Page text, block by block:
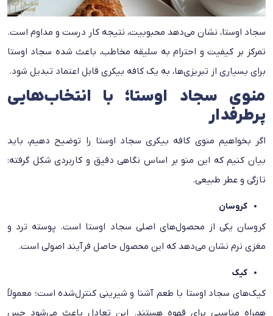
سجاد اوستا، نشان می‌دهد محبوبیت، نتیجه کار درست و مداوم است.
تمرکز بر کیفیت و احترام به سلیقه مخاطب، باعث شده سجاد اوستا
برای بسیاری از تبریزی‌ها، به یک کافه بیکری قابل اعتماد تبدیل شود.
منوی سجاد اوستا؛ با انتخاب‌هایی
پرطرفدار
اگر بخواهیم منوی کافه بیکری سجاد اوستا را توضیح دهیم، باید
بیان کنیم که این منو بر اساس نگاهی دقیق و کاربردی شکل گرفته:
تازگی و عطر طبیعی.
کروسان
کروسان یکی از محصول‌های اصلی سجاد اوستا است. پوسته ترد و
مغزی نرم نشان می‌دهد که این محصول حاصل فرآیند اصولی است.
کیک
کیک‌های سجاد اوستا با طعم آشنا و شیرینی کنترل‌شده است؛ معمولاً
همراه مناسبی برای قهوه‌ هستند. این تعادل باعث می‌شود حس